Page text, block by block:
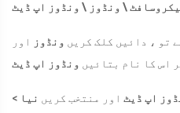
\ ونڈوز \ ونڈوز اپ ڈیٹ
تو ، دائیں کلک کریں ونڈوز
اور
اس کا نام بتائیں ونڈوز اپ ڈیٹ
اپ ڈیٹ اور منتخب کریں نیا >